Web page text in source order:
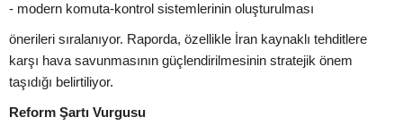
- modern komuta-kontrol sistemlerinin oluşturulması
önerileri sıralanıyor. Raporda, özellikle İran kaynaklı tehditlere
karşı hava savunmasının güçlendirilmesinin stratejik önem
taşıdığı belirtiliyor.
Reform Şartı Vurgusu